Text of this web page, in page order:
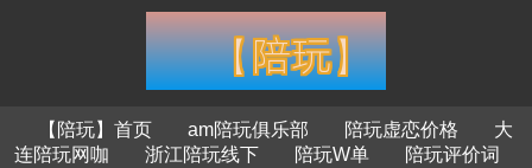
【陪玩】首页 am陪玩俱乐部 陪玩虚恋价格
大
连陪玩网咖
浙江陪玩线下 陪玩W单
陪玩评价词